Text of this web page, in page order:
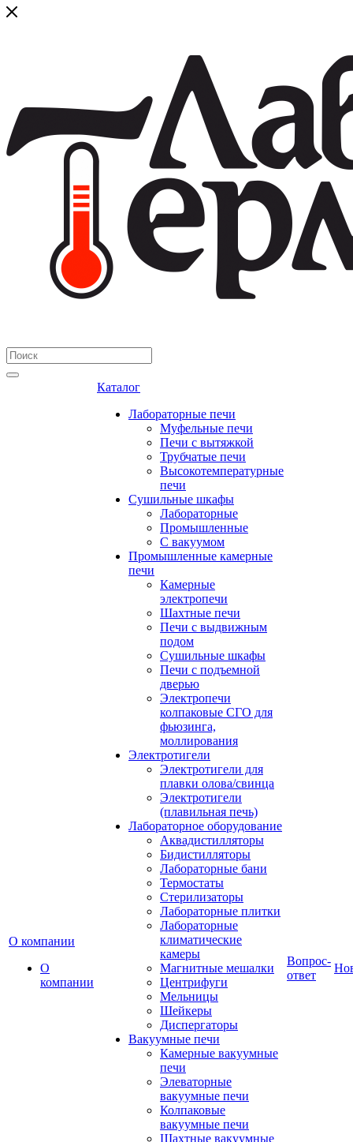
О компании
О
компании
Каталог
Лабораторные печи
Муфельные печи
Печи с вытяжкой
Трубчатые печи
Высокотемпературные
печи
Сушильные шкафы
Лабораторные
Промышленные
С вакуумом
Промышленные камерные
печи
Камерные
электропечи
Шахтные печи
Печи с выдвижным
подом
Сушильные шкафы
Печи с подъемной
дверью
Электропечи
колпаковые СГО для
фьюзинга,
моллирования
Электротигели
Электротигели для
плавки олова/свинца
Электротигели
(плавильная печь)
Лабораторное оборудование
Аквадистилляторы
Бидистилляторы
Лабораторные бани
Термостаты
Стерилизаторы
Лабораторные плитки
Лабораторные
климатические
камеры
Магнитные мешалки
Центрифуги
Мельницы
Шейкеры
Диспергаторы
Вакуумные печи
Камерные вакуумные
печи
Элеваторные
вакуумные печи
Колпаковые
вакуумные печи
Шахтные вакуумные
Вопрос-
ответ